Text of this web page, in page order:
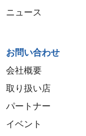
ニュース
お問い合わせ
会社概要
取り扱い店
パートナー
イベント